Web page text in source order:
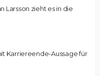
Larsson zieht es in die
Karriereende-Aussage für